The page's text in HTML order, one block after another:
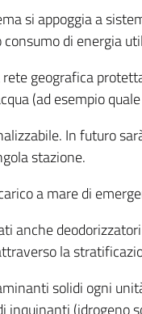
si appoggia a
di energia
geografica
(ad esempio
In futuro
stazione.
a mare di
anche
la
solidi ogni
(idrogeno